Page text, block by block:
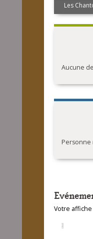
Les
Aucune
Personne
Votre affiche